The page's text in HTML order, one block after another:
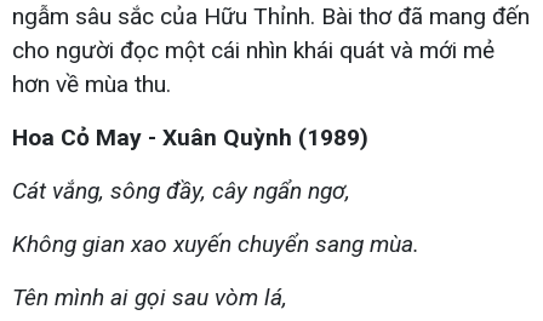
ngẫm sâu sắc của Hữu Thỉnh. Bài thơ đã mang đến
cho người đọc một cái nhìn khái quát và mới mẻ
hơn về mùa thu.
Hoa Cỏ May - Xuân Quỳnh (1989)
Cát vắng, sông đầy, cây ngẩn ngơ,
Không gian xao xuyến chuyển sang mùa.
Tên mình ai gọi sau vòm lá,